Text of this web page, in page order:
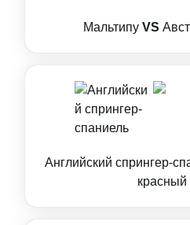
Мальтипу VS
Английский спрингер-
красный